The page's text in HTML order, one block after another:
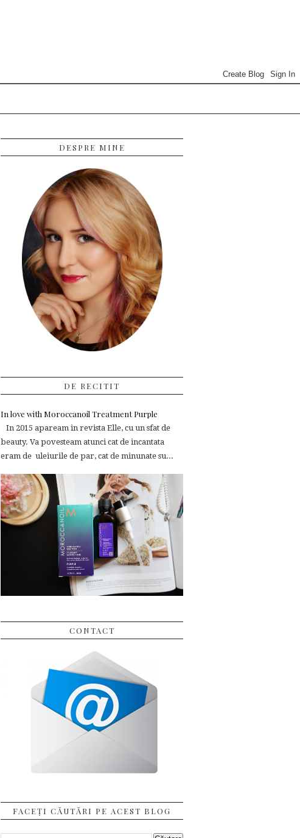
DESPRE MINE
DE RECITIT
In love with Moroccanoil Treatment Purple
In 2015 apaream in revista Elle, cu un sfat de
beauty. Va povesteam atunci cat de incantata
eram de uleiurile de par, cat de minunate su...
CONTACT
FACEȚI CĂUTĂRI PE ACEST BLOG